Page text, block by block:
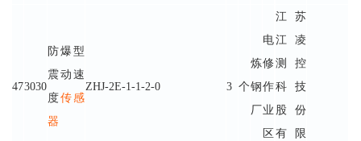
473030
防爆型
震动速
度传感
器
ZHJ-2E-1-1-2-0 3 个
炼
钢
厂
电
修
作
业
区
江苏
江凌
测控
科技
股份
有限